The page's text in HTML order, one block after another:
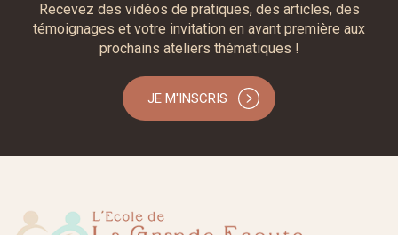
Recevez des vidéos de pratiques, des articles, des
témoignages et votre invitation en avant première aux
prochains ateliers thématiques !
JE M'INSCRIS